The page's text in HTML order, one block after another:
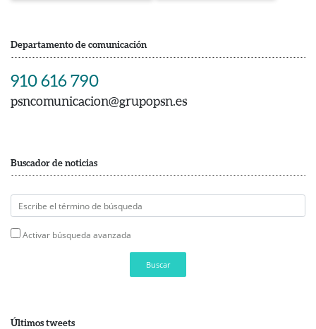
Departamento de comunicación
910 616 790
psncomunicacion@grupopsn.es
Buscador de noticias
Activar búsqueda avanzada
Buscar
Últimos tweets